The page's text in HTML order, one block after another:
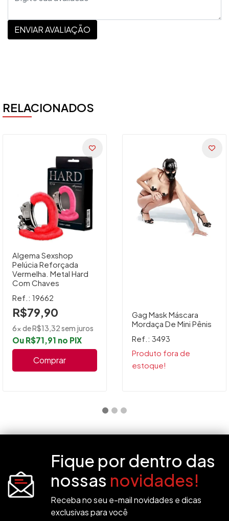
ENVIAR AVALIAÇÃO
RELACIONADOS
Algema Sexshop
Pelúcia Reforçada
Vermelha. Metal Hard
Com Chaves
Ref.: 19662
R$79,90
6x de R$13,32 sem juros
Ou R$71,91 no PIX
Comprar
Gag Mask Máscara
Mordaça De Mini Pênis
Ref.: 3493
Produto fora de
estoque!
Fique por dentro das
nossas novidades!
Receba no seu e-mail novidades e dicas
exclusivas para você